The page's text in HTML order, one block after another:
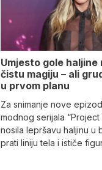
Umjesto gole haljine
čistu magiju – ali
u prvom planu
Za snimanje nove
modnog serijala “Project
nosila lepršavu haljinu u
prati liniju tela i ističe